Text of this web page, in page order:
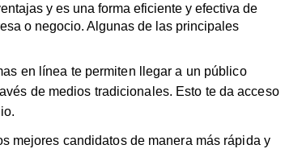
y es una forma eficiente y efectiva de
o negocio. Algunas de las principales
en línea te permiten llegar a un público
de medios tradicionales. Esto te da acceso
mejores candidatos de manera más rápida y